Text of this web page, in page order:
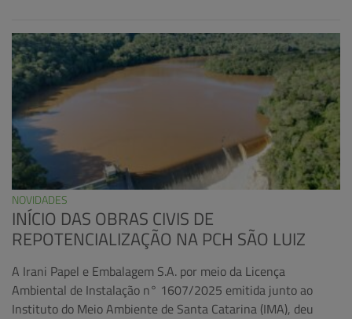
NOVIDADES
INÍCIO DAS OBRAS CIVIS DE
REPOTENCIALIZAÇÃO NA PCH SÃO LUIZ
A Irani Papel e Embalagem S.A. por meio da Licença
Ambiental de Instalação n° 1607/2025 emitida junto ao
Instituto do Meio Ambiente de Santa Catarina (IMA), deu